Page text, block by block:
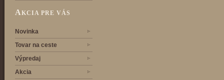
AKCIA PRE VÁS
Novinka
Tovar na ceste
Výpredaj
Akcia